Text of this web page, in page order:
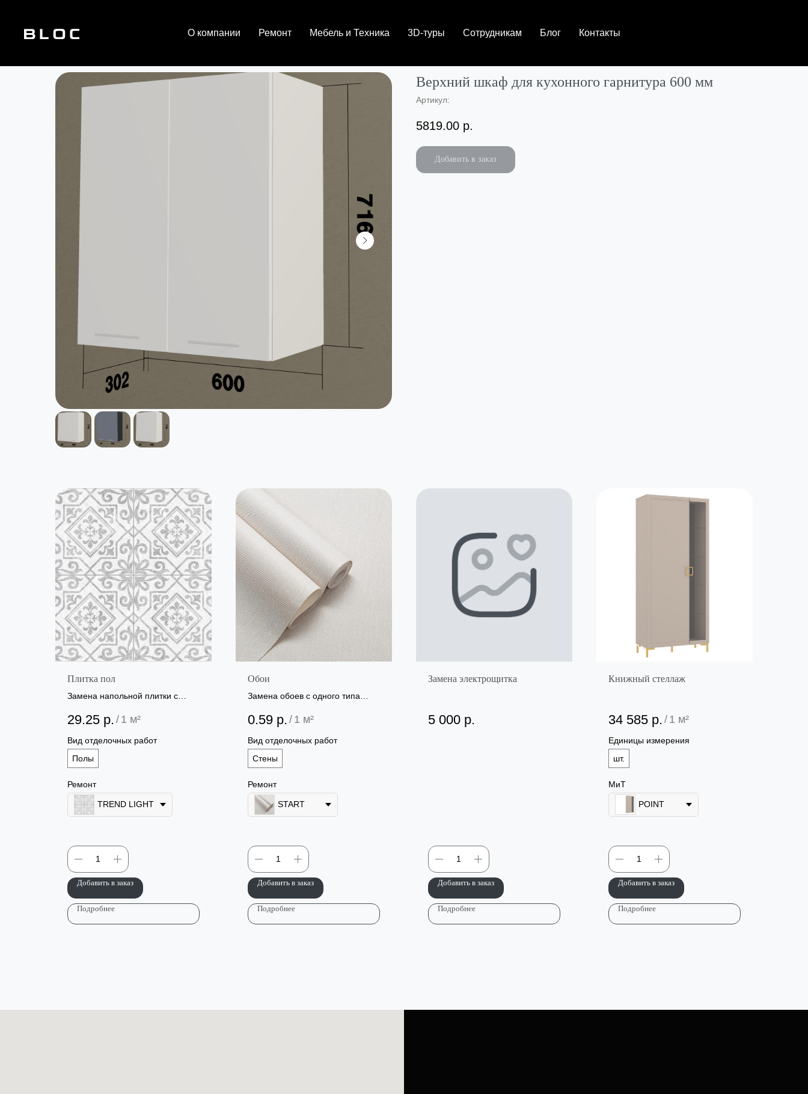
О компании Ремонт Мебель и Техника 3D-туры Сотрудникам Блог Контакты
Верхний шкаф для кухонного гарнитура 600 мм
Артикул:
5819.00 р.
Добавить в заказ
Плитка пол
Замена напольной плитки с
29.25 р. / 1 м²
Вид отделочных работ
Полы
Ремонт
TREND LIGHT
Добавить в заказ
Подробнее
Обои
Замена обоев с одного типа
0.59 р. / 1 м²
Вид отделочных работ
Стены
Ремонт
START
Добавить в заказ
Подробнее
Замена электрощитка
5 000 р.
Добавить в заказ
Подробнее
Книжный стеллаж
34 585 р. / 1 м²
Единицы измерения
шт.
МиТ
POINT
Добавить в заказ
Подробнее